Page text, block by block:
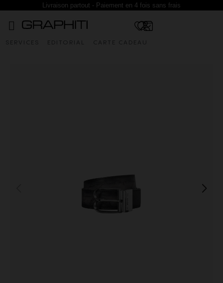
Livraison partout - Paiement en 4 fois sans frais
SERVICES EDITORIAL CARTE CADEAU